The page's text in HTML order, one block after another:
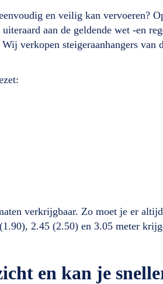
en veilig kan vervoeren?
aan de geldende wet -en
verkopen steigeraanhangers van
verkrijgbaar. Zo moet je er
2.45 (2.50) en 3.05 meter
en kan je